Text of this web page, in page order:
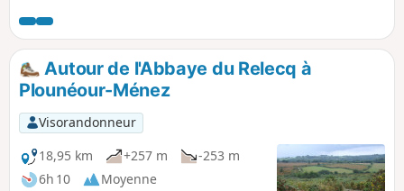
bruyères, ajoncs et crêtes rocheuses proches de ceux de
l'Irlande ou du Pays de Galles. Attention : Depuis les
incendies de l'été 2022, un arrêté municipal interdit le
passage par la tourbière avant le point (10). Boucle
actuellement impossible.
Autour de l'Abbaye du Relecq à
Plounéour-Ménez
Visorandonneur
18,95 km
+257 m
-253 m
6h 10
Moyenne